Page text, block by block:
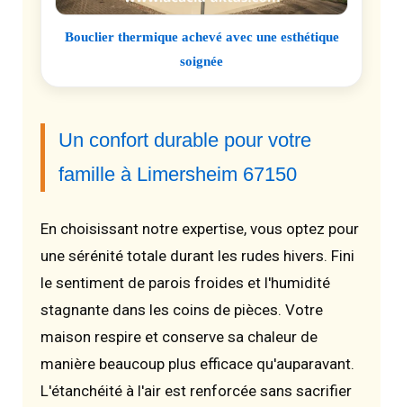
Bouclier thermique achevé avec une esthétique
soignée
Un confort durable pour votre
famille à Limersheim 67150
En choisissant notre expertise, vous optez pour
une sérénité totale durant les rudes hivers. Fini
le sentiment de parois froides et l'humidité
stagnante dans les coins de pièces. Votre
maison respire et conserve sa chaleur de
manière beaucoup plus efficace qu'auparavant.
L'étanchéité à l'air est renforcée sans sacrifier